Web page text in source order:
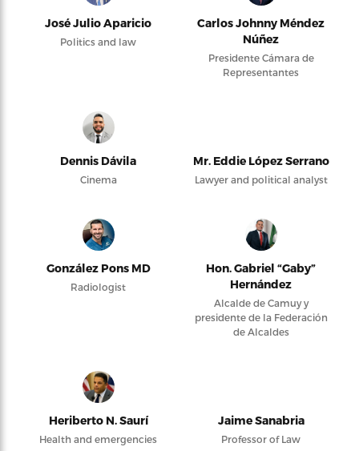
José Julio Aparicio
Politics and law
Carlos Johnny Méndez
Núñez
Presidente Cámara de
Representantes
Dennis Dávila
Cinema
Mr. Eddie López Serrano
Lawyer and political analyst
González Pons MD
Radiologist
Hon. Gabriel “Gaby”
Hernández
Alcalde de Camuy y
presidente de la Federación
de Alcaldes
Heriberto N. Saurí
Health and emergencies
Jaime Sanabria
Professor of Law